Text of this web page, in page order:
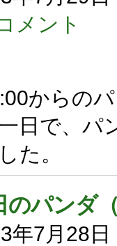
メント
からの
日で、パ
た。
のパンダ
年7月28日